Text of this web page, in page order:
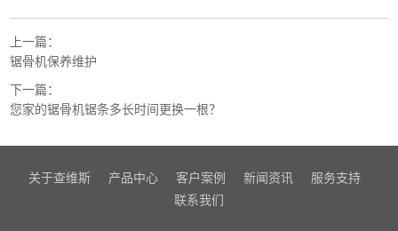
上一篇：
锯骨机保养维护
下一篇：
您家的锯骨机锯条多长时间更换一根？
关于查维斯 产品中心 客户案例 新闻资讯
服务支持
联系我们